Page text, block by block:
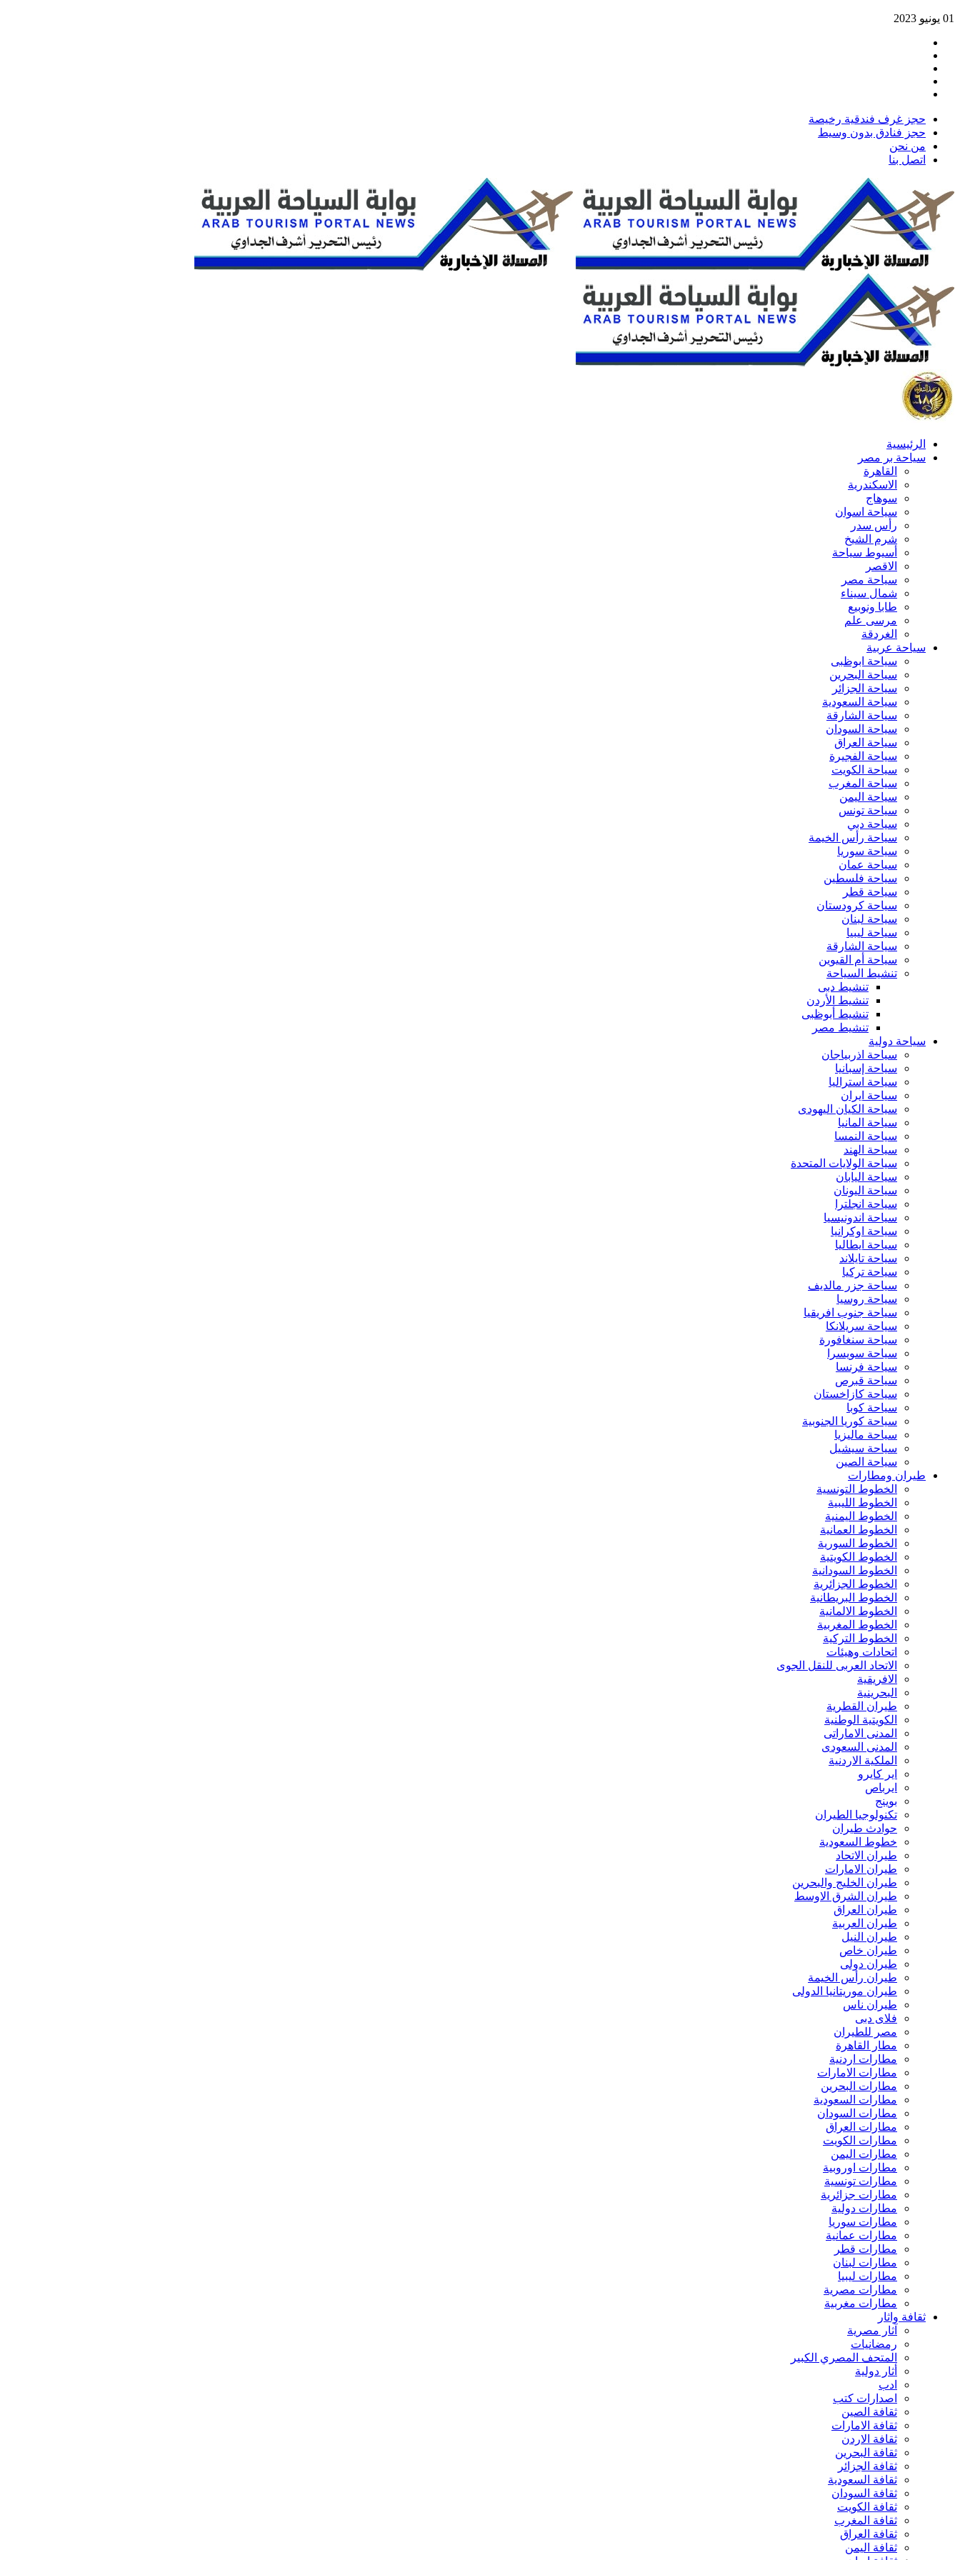
01 يونيو 2023
حجز غرف فندقية رخيصة
حجز فنادق بدون وسيط
من نحن
اتصل بنا
الرئيسية
سياحة بر مصر
القاهرة
الاسكندرية
سوهاج
سياحة اسوان
رأس سدر
شرم الشيخ
أسيوط سياحة
الاقصر
سياحة مصر
شمال سيناء
طابا ونوبيع
مرسى علم
الغردقة
سياحة عربية
سياحة ابوظبى
سياحة البحرين
سياحة الجزائر
سياحة السعودية
سياحة الشارقة
سياحة السودان
سياحة العراق
سياحة الفجيرة
سياحة الكويت
سياحة المغرب
سياحة اليمن
سياحة تونس
سياحة دبي
سياحة رأس الخيمة
سياحة سوريا
سياحة عمان
سياحة فلسطين
سياحة قطر
سياحة كرودستان
سياحة لبنان
سياحة ليبيا
سياحة الشارقة
سياحة أم القيوين
تنشيط السياحة
تنشيط دبى
تنشيط الأردن
تنشيط أبوظبى
تنشيط مصر
سياحة دولية
سياحة اذربياجان
سياحة إسبانيا
سياحة استراليا
سياحة ايران
سياحة الكيان اليهودى
سياحة المانيا
سياحة النمسا
سياحة الهند
سياحة الولايات المتحدة
سياحة اليابان
سياحة اليونان
سياحة انجلترا
سياحة اندونيسيا
سياحة اوكرانيا
سياحة ايطاليا
سياحة تايلاند
سياحة تركيا
سياحة جزر مالديف
سياحة روسيا
سياحة جنوب افريقيا
سياحة سريلانكا
سياحة سنغافورة
سياحة سويسرا
سياحة فرنسا
سياحة قبرص
سياحة كازاخستان
سياحة كوبا
سياحة كوريا الجنوبية
سياحة ماليزيا
سياحة سيشيل
سياحة الصين
طيران ومطارات
الخطوط التونسية
الخطوط الليبية
الخطوط اليمنية
الخطوط العمانية
الخطوط السورية
الخطوط الكويتية
الخطوط السودانية
الخطوط الجزائرية
الخطوط البريطانية
الخطوط الالمانية
الخطوط المغربية
الخطوط التركية
اتحادات وهيئات
الاتحاد العربى للنقل الجوى
الافريقية
البحرينية
طيران القطرية
الكويتية الوطنية
المدنى الاماراتى
المدنى السعودى
الملكية الاردنية
اير كايرو
ايرباص
بوينج
تكنولوجيا الطيران
حوادث طيران
خطوط السعودية
طيران الاتحاد
طيران الامارات
طيران الخليج والبحرين
طيران الشرق الاوسط
طيران العراق
طيران العربية
طيران النيل
طيران خاص
طيران دولى
طيران رأس الخيمة
طيران موريتانيا الدولى
طيران ناس
فلاى دبى
مصر للطيران
مطار القاهرة
مطارات اردنية
مطارات الامارات
مطارات البحرين
مطارات السعودية
مطارات السودان
مطارات العراق
مطارات الكويت
مطارات اليمن
مطارات اوروبية
مطارات تونسية
مطارات جزائرية
مطارات دولية
مطارات سوريا
مطارات عمانية
مطارات قطر
مطارات لبنان
مطارات ليبيا
مطارات مصرية
مطارات مغربية
ثقافة واثار
آثار مصرية
رمضانيات
المتحف المصري الكبير
أثار دولية
ادب
اصدارات كتب
ثقافة الصين
ثقافة الامارات
ثقافة الاردن
ثقافة البحرين
ثقافة الجزائر
ثقافة السعودية
ثقافة السودان
ثقافة الكويت
ثقافة المغرب
ثقافة العراق
ثقافة اليمن